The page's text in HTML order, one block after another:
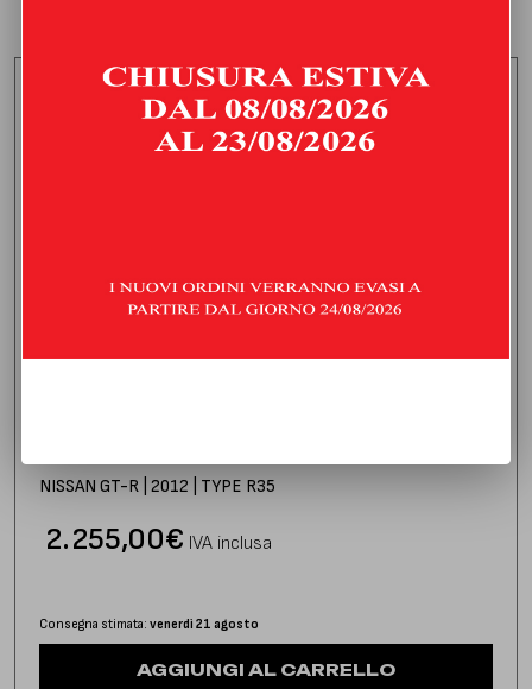
NISSAN GT-R | 2012 | TYPE R35
€
2.255,00 IVA inclusa
Consegna stimata: venerdì 21 agosto
AGGIUNGI AL CARRELLO